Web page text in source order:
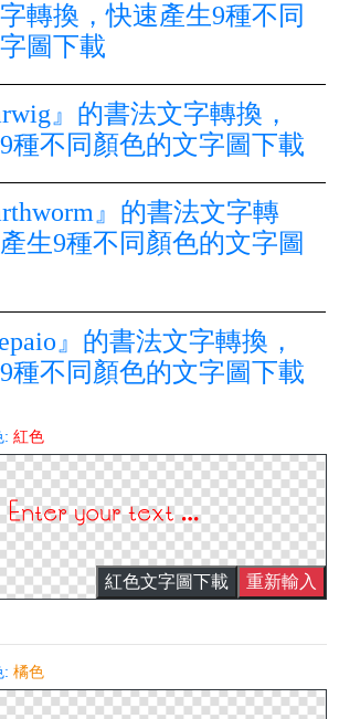
轉換，快速產生9種不同
圖下載
』的書法文字轉換，
種不同顏色的文字圖下載
』的書法文字轉
生9種不同顏色的文字圖
』的書法文字轉換，
種不同顏色的文字圖下載
:紅色
紅色文字圖下載 重新輸入
:橘色